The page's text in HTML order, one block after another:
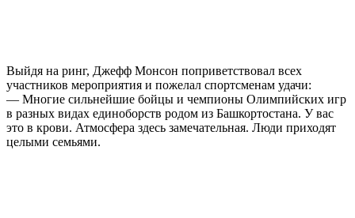
Выйдя на ринг, Джефф Монсон поприветствовал всех
участников мероприятия и пожелал спортсменам удачи:
— Многие сильнейшие бойцы и чемпионы Олимпийских игр
в разных видах единоборств родом из Башкортостана. У вас
это в крови. Атмосфера здесь замечательная. Люди приходят
целыми семьями.